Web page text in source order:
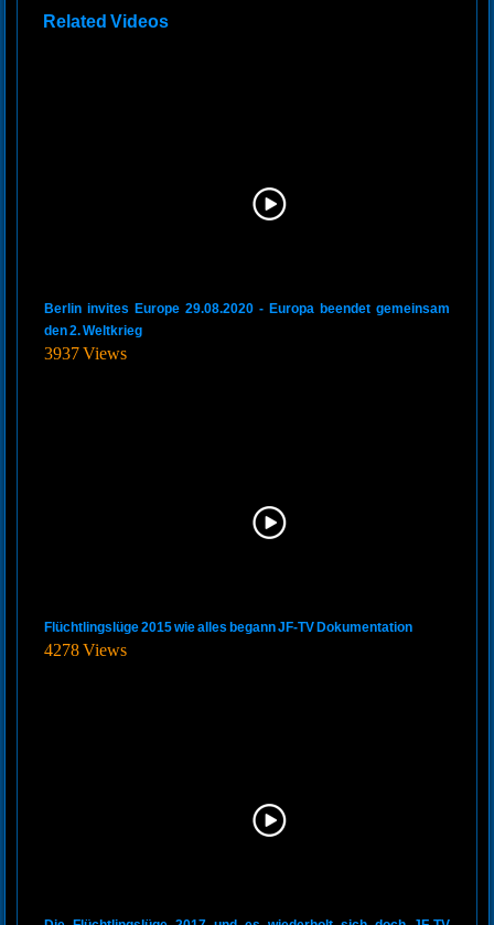
Related Videos
Berlin invites Europe 29.08.2020 - Europa beendet gemeinsam
den 2. Weltkrieg
3937 Views
Flüchtlingslüge 2015 wie alles begann JF-TV Dokumentation
4278 Views